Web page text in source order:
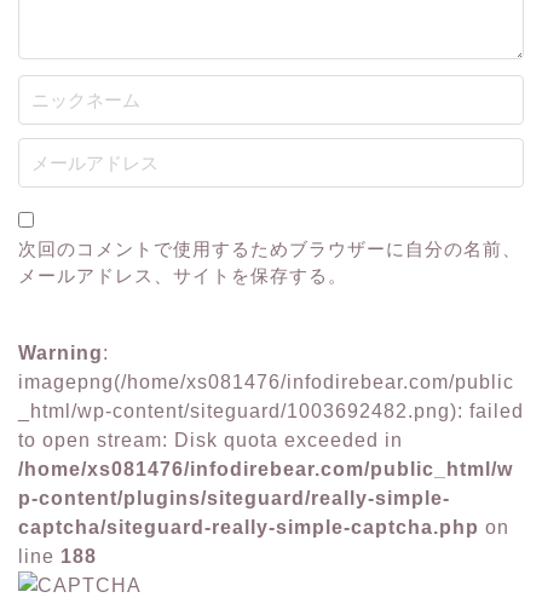
次回のコメントで使用するためブラウザーに自分の名前、
メールアドレス、サイトを保存する。
Warning:
imagepng(/home/xs081476/infodirebear.com/public
_html/wp-content/siteguard/1003692482.png): failed
to open stream: Disk quota exceeded in
/home/xs081476/infodirebear.com/public_html/w
p-content/plugins/siteguard/really-simple-
captcha/siteguard-really-simple-captcha.php on
line 188